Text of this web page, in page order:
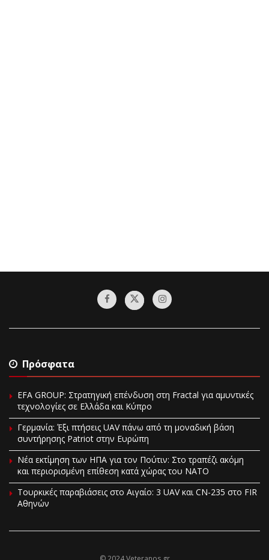
Πρόσφατα
EFA GROUP: Στρατηγική επένδυση στη Fractal για αμυντικές
τεχνολογίες σε Ελλάδα και Κύπρο
Γερμανία: Έξι πτήσεις UAV πάνω από τη μοναδική βάση
συντήρησης Patriot στην Ευρώπη
Νέα εκτίμηση των ΗΠΑ για τον Πούτιν: Στο τραπέζι ακόμη
και περιορισμένη επίθεση κατά χώρας του ΝΑΤΟ
Τουρκικές παραβιάσεις στο Αιγαίο: 3 UAV και CN-235 στο FIR
Αθηνών